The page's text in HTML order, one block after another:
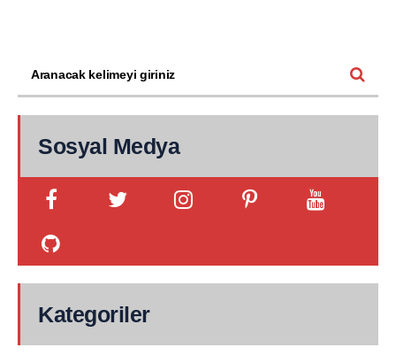
Sosyal Medya
Kategoriler